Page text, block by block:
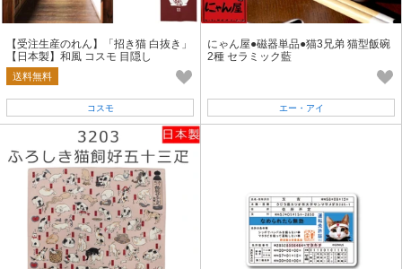
【受注生産のれん】「招き猫 白抜き」
【日本製】和風 コスモ 目隠し
送料無料
コスモ
にゃん屋●磁器単品●猫3兄弟 猫型飯碗
2種 セラミック藍
エー・アイ